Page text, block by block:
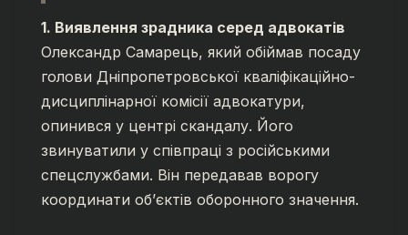
1. Виявлення зрадника серед адвокатів
Олександр Самарець, який обіймав посаду
голови Дніпропетровської кваліфікаційно-
дисциплінарної комісії адвокатури,
опинився у центрі скандалу. Його
звинуватили у співпраці з російськими
спецслужбами. Він передавав ворогу
координати об’єктів оборонного значення.